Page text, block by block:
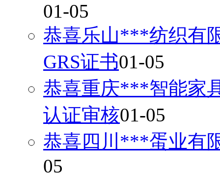
01-05
恭喜乐山***纺织有
GRS证书01-05
恭喜重庆***智能家
认证审核01-05
恭喜四川***蛋业有
05